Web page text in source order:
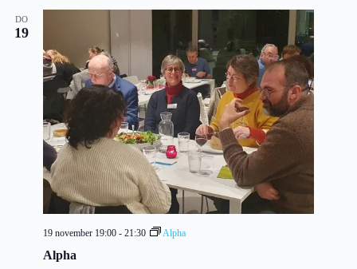
DO
19
Alpha
19 november 19:00 - 21:30 Alpha